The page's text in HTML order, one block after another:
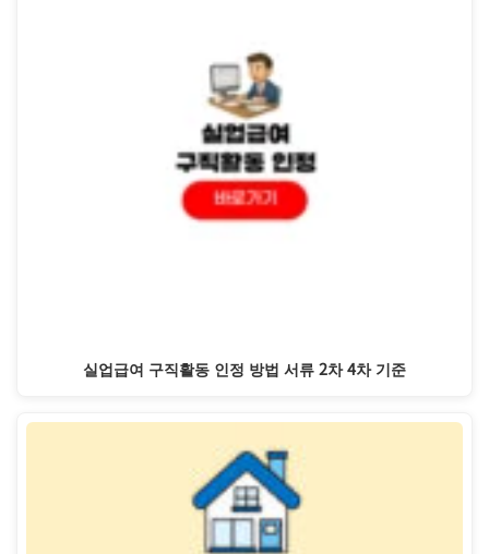
실업급여 구직활동 인정 방법 서류 2차 4차 기준